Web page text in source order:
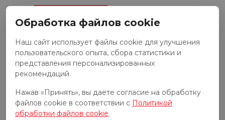
Запчасти к тракторам
Запчасти к грузовым автомобилям
Обработка файлов cookie
Наш сайт использует файлы cookie для улучшения
пользовательского опыта, сбора статистики и
представления персонализированных
рекомендаций.
Нажав «Принять», вы даете согласие на обработку
файлов cookie в соответствии с Политикой
обработки файлов cookie.